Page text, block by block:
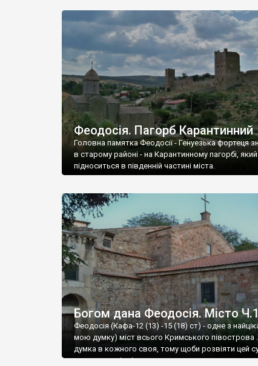
Феодосія. Пагорб Карантинний
Головна памятка Феодосії - Генуезька фортеця
в старому районі - на Карантинному пагорбі, який
підноситься в південній частині міста.
Богом дана Феодосія. Місто Ч.1
Феодосія (Кафа-12 (13) -15 (18) ст) - одне з
мою думку) міст всього Кримського півострова
думка в кожного своя, тому щоби розвіяти цей
запрошую відвідати це